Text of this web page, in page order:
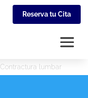
Reserva tu Cita
Contractura lumbar